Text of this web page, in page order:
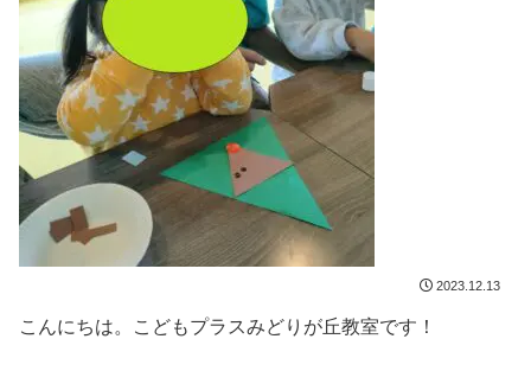
2023.12.13
こんにちは。こどもプラスみどりが丘教室です！